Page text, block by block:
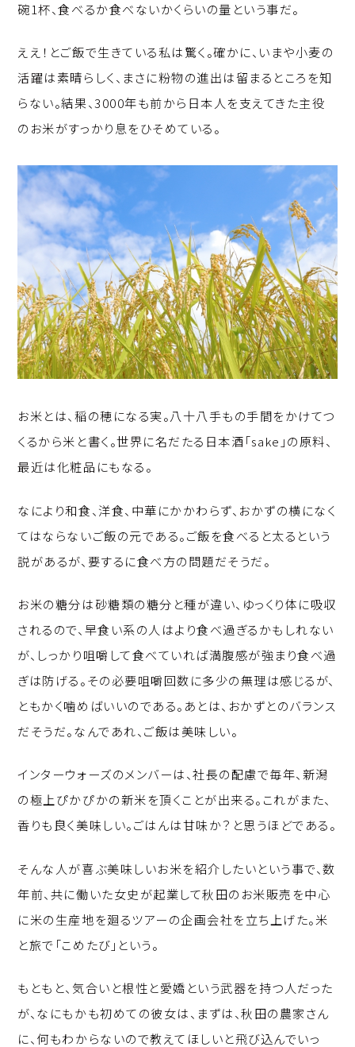
碗1杯、食べるか食べないかくらいの量という事だ。
ええ！とご飯で生きている私は驚く。確かに、いまや小麦の
活躍は素晴らしく、まさに粉物の進出は留まるところを知
らない。結果、3000年も前から日本人を支えてきた主役
のお米がすっかり息をひそめている。
お米とは、稲の穂になる実。八十八手もの手間をかけてつ
くるから米と書く。世界に名だたる日本酒「sake」の原料、
最近は化粧品にもなる。
なにより和食、洋食、中華にかかわらず、おかずの横になく
てはならないご飯の元である。ご飯を食べると太るという
説があるが、要するに食べ方の問題だそうだ。
お米の糖分は砂糖類の糖分と種が違い、ゆっくり体に吸収
されるので、早食い系の人はより食べ過ぎるかもしれない
が、しっかり咀嚼して食べていれば満腹感が強まり食べ過
ぎは防げる。その必要咀嚼回数に多少の無理は感じるが、
ともかく噛めばいいのである。あとは、おかずとのバランス
だそうだ。なんであれ、ご飯は美味しい。
インターウォーズのメンバーは、社長の配慮で毎年、新潟
の極上ぴかぴかの新米を頂くことが出来る。これがまた、
香りも良く美味しい。ごはんは甘味か？と思うほどである。
そんな人が喜ぶ美味しいお米を紹介したいという事で、数
年前、共に働いた女史が起業して秋田のお米販売を中心
に米の生産地を廻るツアーの企画会社を立ち上げた。米
と旅で「こめたび」という。
もともと、気合いと根性と愛嬌という武器を持つ人だった
が、なにもかも初めての彼女は、まずは、秋田の農家さん
に、何もわからないので教えてほしいと飛び込んでいっ